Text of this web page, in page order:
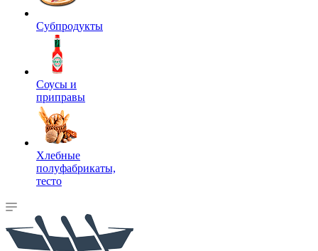
Субпродукты
Соусы и
приправы
Хлебные
полуфабрикаты,
тесто